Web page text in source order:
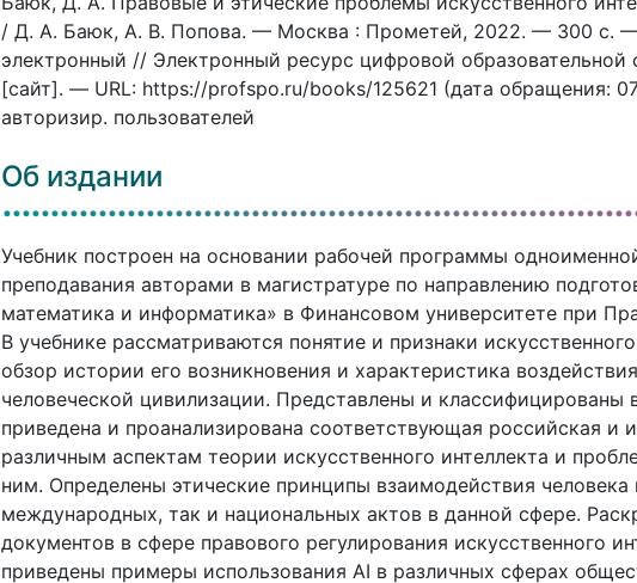
/ Д. А. Баюк, А. В. Попова. — Москва : Прометей, 2022. — 300 c.
электронный // Электронный ресурс цифровой образовательной
[сайт]. — URL: https://profspo.ru/books/125621 (дата обращения:
авторизир. пользователей
Об издании
Учебник построен на основании рабочей программы
преподавания авторами в магистратуре по направлению
математика и информатика» в Финансовом университете при
В учебнике рассматриваются понятие и признаки
обзор истории его возникновения и характеристика
человеческой цивилизации. Представлены и классифицированы
приведена и проанализирована соответствующая российская и
различным аспектам теории искусственного интеллекта и
ним. Определены этические принципы взаимодействия человека
международных, так и национальных актов в данной сфере.
документов в сфере правового регулирования искусственного
приведены примеры использования AI в различных сферах